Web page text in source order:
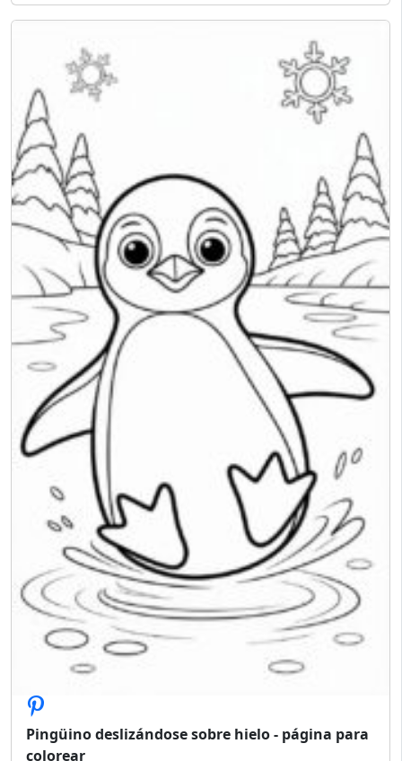
Pingüino deslizándose sobre hielo - página para
colorear